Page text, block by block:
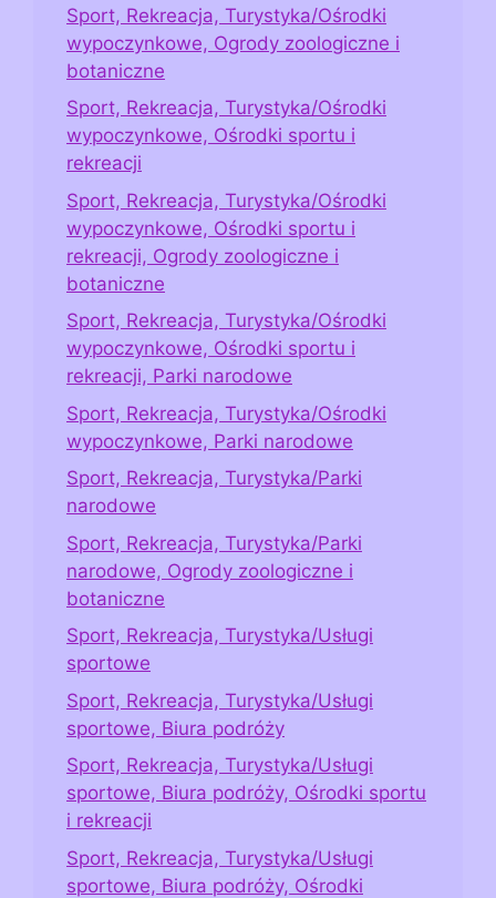
Sport, Rekreacja, Turystyka/Ośrodki
wypoczynkowe, Ogrody zoologiczne i
botaniczne
Sport, Rekreacja, Turystyka/Ośrodki
wypoczynkowe, Ośrodki sportu i
rekreacji
Sport, Rekreacja, Turystyka/Ośrodki
wypoczynkowe, Ośrodki sportu i
rekreacji, Ogrody zoologiczne i
botaniczne
Sport, Rekreacja, Turystyka/Ośrodki
wypoczynkowe, Ośrodki sportu i
rekreacji, Parki narodowe
Sport, Rekreacja, Turystyka/Ośrodki
wypoczynkowe, Parki narodowe
Sport, Rekreacja, Turystyka/Parki
narodowe
Sport, Rekreacja, Turystyka/Parki
narodowe, Ogrody zoologiczne i
botaniczne
Sport, Rekreacja, Turystyka/Usługi
sportowe
Sport, Rekreacja, Turystyka/Usługi
sportowe, Biura podróży
Sport, Rekreacja, Turystyka/Usługi
sportowe, Biura podróży, Ośrodki sportu
i rekreacji
Sport, Rekreacja, Turystyka/Usługi
sportowe, Biura podróży, Ośrodki